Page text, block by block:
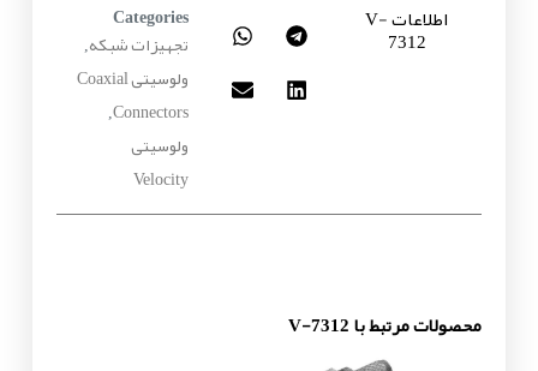
اطلاعات V-
7312
Categories
تجهیزات شبکه,
ولوسیتی Coaxial
Connectors
,
ولوسیتی
Velocity
محصولات مرتبط با V-7312